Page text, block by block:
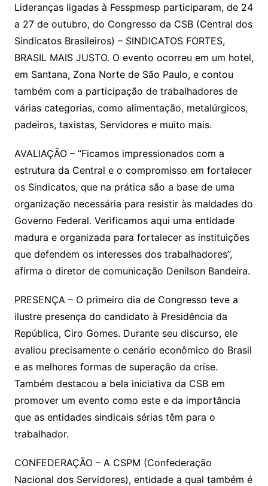
Lideranças ligadas à Fesspmesp participaram, de 24
a 27 de outubro, do Congresso da CSB (Central dos
Sindicatos Brasileiros) – SINDICATOS FORTES,
BRASIL MAIS JUSTO. O evento ocorreu em um hotel,
em Santana, Zona Norte de São Paulo, e contou
também com a participação de trabalhadores de
várias categorias, como alimentação, metalúrgicos,
padeiros, taxistas, Servidores e muito mais.
AVALIAÇÃO – “Ficamos impressionados com a
estrutura da Central e o compromisso em fortalecer
os Sindicatos, que na prática são a base de uma
organização necessária para resistir às maldades do
Governo Federal. Verificamos aqui uma entidade
madura e organizada para fortalecer as instituições
que defendem os interesses dos trabalhadores”,
afirma o diretor de comunicação Denilson Bandeira.
PRESENÇA – O primeiro dia de Congresso teve a
ilustre presença do candidato à Presidência da
República, Ciro Gomes. Durante seu discurso, ele
avaliou precisamente o cenário econômico do Brasil
e as melhores formas de superação da crise.
Também destacou a bela iniciativa da CSB em
promover um evento como este e da importância
que as entidades sindicais sérias têm para o
trabalhador.
CONFEDERAÇÃO – A CSPM (Confederação
Nacional dos Servidores), entidade a qual também é